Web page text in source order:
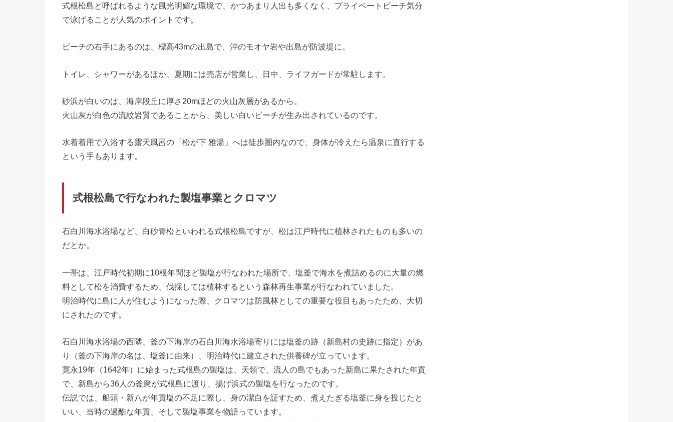
式根松島と呼ばれるような風光明媚な環境で、かつあまり人出も多くなく、プライベートビーチ気分
で泳げることが人気のポイントです。
ビーチの右手にあるのは、標高43mの出島で、沖のモオヤ岩や出島が防波堤に。
トイレ、シャワーがあるほか、夏期には売店が営業し、日中、ライフガードが常駐します。
砂浜が白いのは、海岸段丘に厚さ20mほどの火山灰層があるから。
火山灰が白色の流紋岩質であることから、美しい白いビーチが生み出されているのです。
水着着用で入浴する露天風呂の「松が下 雅湯」へは徒歩圏内なので、身体が冷えたら温泉に直行する
という手もあります。
式根松島で行なわれた製塩事業とクロマツ
石白川海水浴場など、白砂青松といわれる式根松島ですが、松は江戸時代に植林されたものも多いの
だとか。
一帯は、江戸時代初期に10根年間ほど製塩が行なわれた場所で、塩釜で海水を煮詰めるのに大量の燃
料として松を消費するため、伐採しては植林するという森林再生事業が行なわれていました。
明治時代に島に人が住むようになった際、クロマツは防風林としての重要な役目もあったため、大切
にされたのです。
石白川海水浴場の西隣、釜の下海岸の石白川海水浴場寄りには塩釜の跡（新島村の史跡に指定）があ
り（釜の下海岸の名は、塩釜に由来）、明治時代に建立された供養碑が立っています。
寛永19年（1642年）に始まった式根島の製塩は、天領で、流人の島でもあった新島に果たされた年貢
で、新島から36人の釜衆が式根島に渡り、揚げ浜式の製塩を行なったのです。
伝説では、船頭・新八が年貢塩の不足に際し、身の潔白を証すため、煮えたぎる塩釜に身を投じたと
いい、当時の過酷な年貢、そして製塩事業を物語っています。